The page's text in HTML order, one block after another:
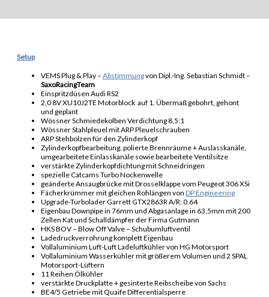
Setup
VEMS Plug & Play – Abstimmungvon Dipl.-Ing. Sebastian Schmidt –
SaxoRacingTeam
Einspritzdüsen Audi RS2
2,0 8V XU10J2TE Motorblock auf 1. Übermaß gebohrt, gehont
und geplant
Wössner Schmiedekolben Verdichtung 8,5:1
Wössner Stahlpleuel mit ARP Pleuelschrauben
ARP Stehbolzen für den Zylinderkopf
Zylinderkopfbearbeitung, polierte Brennräume + Auslasskanäle,
umgearbeitete Einlasskanäle sowie bearbeitete Ventilsitze
verstärkte Zylinderkopfdichtung mit Schneidringen
spezielle Catcams Turbo Nockenwelle
geänderte Ansaugbrücke mit Drosselklappe vom Peugeot 306 XSi
Fächerkrümmer mit gleichen Rohlängen von DP Engineering
Upgrade-Turbolader Garrett GTX2863R A/R: 0.64
Eigenbau Downpipe in 76mm und Abgasanlage in 63,5mm mit 200
Zellen Kat und Schalldämpfer der Firma Gutmann
HKS BOV – Blow Off Valve – Schubumluftventil
Ladedruckverrohrung komplett Eigenbau
Vollaluminium Luft-Luft Ladeluftkühler von HG Motorsport
Vollaluminium Wasserkühler mit größerem Volumen und 2 SPAL
Motorsport-Lüftern
11 Reihen Ölkühler
verstärkte Druckplatte + gesinterte Reibscheibe von Sachs
BE4/5 Getriebe mit Quaife Differentialsperre